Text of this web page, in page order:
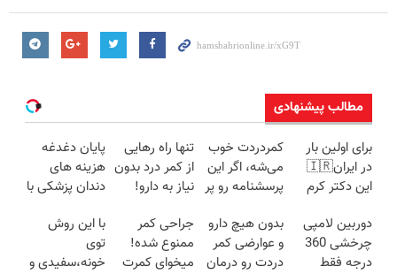
مطالب پیشنهادی
برای اولین بار
در ایران🇮🇷
این دکتر کرم
روزه ساخت!
کمردردت خوب
می‌شه، اگر این
پرسشنامه رو پر
تنها راه رهایی
از کمر درد بدون
نیاز به دارو!
پایان دغدغه
هزینه های
دندان پزشکی با
کننده خانگی
دوربین لامپی
چرخشی 360
درجه فقط
بدون هیچ دارو
و عوارضی کمر
دردت رو درمان
جراحی کمر
ممنوع شده!
میخوای کمرت
با این روش
توی
خونه،سفیدی و